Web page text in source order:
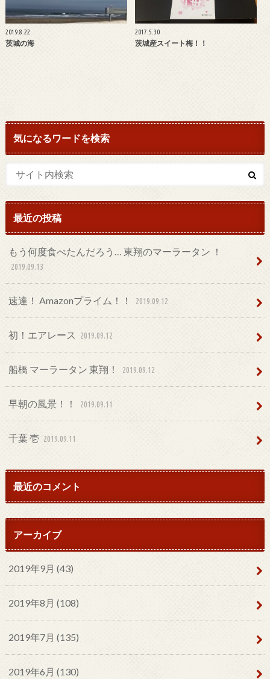
2019.8.22
茨城の海
2017.5.30
茨城産スイート梅！！
気になるワードを検索
最近の投稿
もう何度食べたんだろう… 東翔のマーラータン ！
2019.09.13
速達！ Amazonプライム！！ 2019.09.12
初！エアレース 2019.09.12
船橋 マーラータン 東翔！ 2019.09.12
早朝の風景！！ 2019.09.11
千葉 壱 2019.09.11
最近のコメント
アーカイブ
2019年9月 (43)
2019年8月 (108)
2019年7月 (135)
2019年6月 (130)